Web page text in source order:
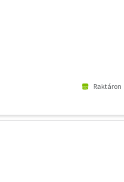
Raktáron